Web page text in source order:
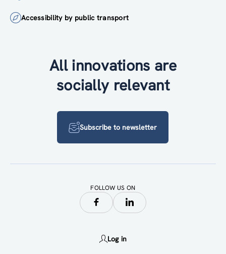
Accessibility by public transport
All innovations are
socially relevant
Subscribe to newsletter
FOLLOW US ON
Log in